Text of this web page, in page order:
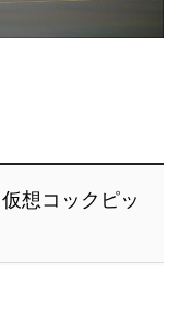
想コックピッ